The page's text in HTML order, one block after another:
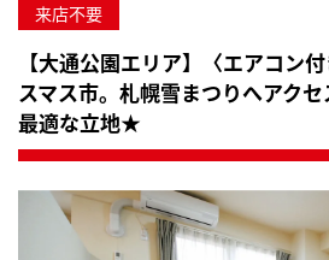
来店不要
【大通公園エリア】〈エアコン
スマス市。札幌雪まつりへアク
最適な立地★